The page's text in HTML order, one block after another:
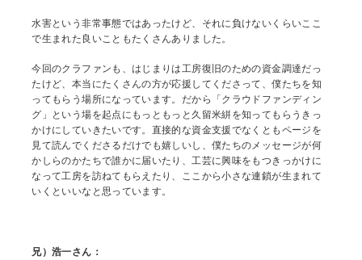
水害という非常事態ではあったけど、それに負けないくらいここ
で生まれた良いこともたくさんありました。
今回のクラファンも、はじまりは工房復旧のための資金調達だっ
たけど、本当にたくさんの方が応援してくださって、僕たちを知
ってもらう場所になっています。だから「クラウドファンディン
グ」という場を起点にもっともっと久留米絣を知ってもらうきっ
かけにしていきたいです。直接的な資金支援でなくともページを
見て読んでくださるだけでも嬉しいし、僕たちのメッセージが何
かしらのかたちで誰かに届いたり、工芸に興味をもつきっかけに
なって工房を訪ねてもらえたり、ここから小さな連鎖が生まれて
いくといいなと思っています。
兄）浩一さん：